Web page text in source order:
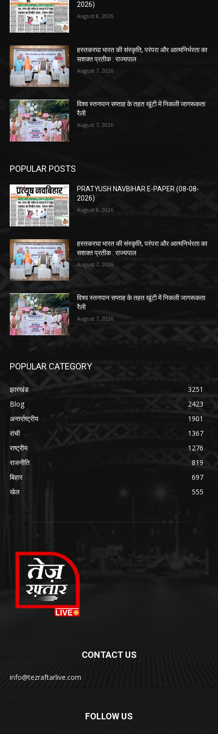
2026)
August 8, 2026
हस्तकरघा भारत की संस्कृति, परंपरा और आत्मनिर्भरता का
सशक्त प्रतीक : राज्यपाल
August 7, 2026
विश्व स्तनपान सप्ताह के तहत खूंटी में निकली जागरूकता
रैली
August 7, 2026
POPULAR POSTS
PRATYUSH NAVBIHAR E-PAPER (08-08-
2026)
August 8, 2026
हस्तकरघा भारत की संस्कृति, परंपरा और आत्मनिर्भरता का
सशक्त प्रतीक : राज्यपाल
August 7, 2026
विश्व स्तनपान सप्ताह के तहत खूंटी में निकली जागरूकता
रैली
August 7, 2026
POPULAR CATEGORY
झारखंड
3251
Blog
2423
अन्तर्राष्ट्रीय
1901
रांची
1367
राष्ट्रीय
1276
राजनीति
819
बिहार
697
खेल
555
CONTACT US
info@tezraftarlive.com
FOLLOW US